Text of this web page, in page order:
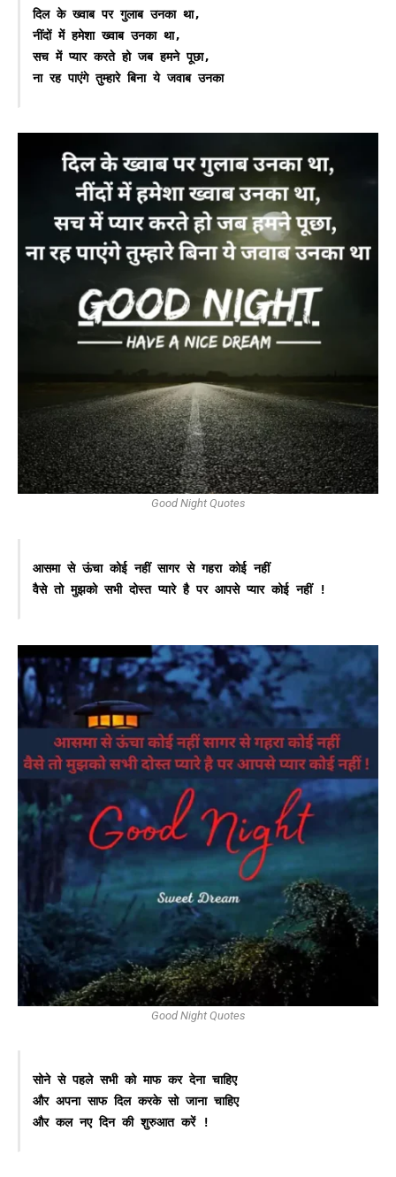
दिल के ख्वाब पर गुलाब उनका था,
नींदों में हमेशा ख्वाब उनका था,
सच में प्यार करते हो जब हमने पूछा,
ना रह पाएंगे तुम्हारे बिना ये जवाब उनका
Good Night Quotes
आसमा से ऊंचा कोई नहीं सागर से गहरा कोई नहीं
वैसे तो मुझको सभी दोस्त प्यारे है पर आपसे प्यार कोई नहीं !
Good Night Quotes
सोने से पहले सभी को माफ कर देना चाहिए
और अपना साफ दिल करके सो जाना चाहिए
और कल नए दिन की शुरुआत करें !